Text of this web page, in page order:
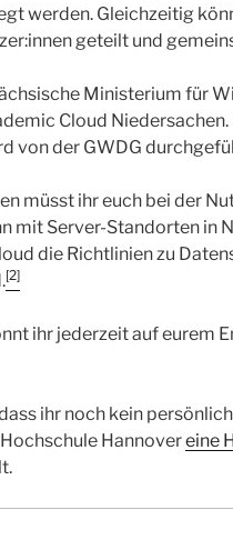
werden. Gleichzeitig
geteilt und
Ministerium für
Cloud
von der GWDG
müsst ihr euch bei der
mit Server-Standorten in
die Richtlinien zu
[2]
ihr jederzeit auf eurem
dass ihr noch kein
Hannovereine